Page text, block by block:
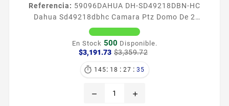
Referencia: 59096DAHUA DH-SD49218DBN-HC
Dahua Sd49218dbhc Camara Ptz Domo De 2
Megapixeles/ 18x De Zoom Optico/ Ip66/ Starlight/
Wdr Real 120db/ Ir De 100m/ Hlc/ 3dnr/ Información
general Con su potente zoom óptico y capacidades
HDCVI PTZ proporciona una solución todo en uno
tecnologia de luz estelar lo que le...
En Stock 500 Disponible.
$3,191.73 $3,359.72
 145: 18 : 27 : 33
remove add